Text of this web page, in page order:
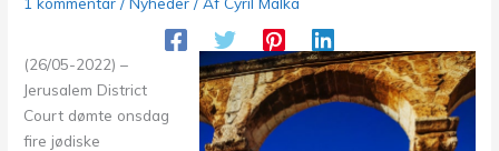
(26/05-2022) –
Jerusalem District
Court dømte onsdag
fire jødiske